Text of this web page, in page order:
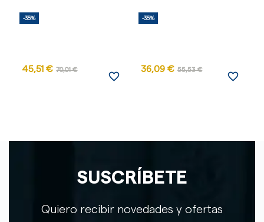
-35%
45,51 € 70,01 €
favorite_border
-35%
36,09 € 55,53 €
favorite_border
SUSCRÍBETE
Quiero recibir novedades y ofertas